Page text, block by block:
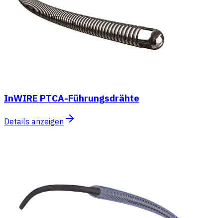
InWIRE PTCA-Führungsdrähte
Details anzeigen